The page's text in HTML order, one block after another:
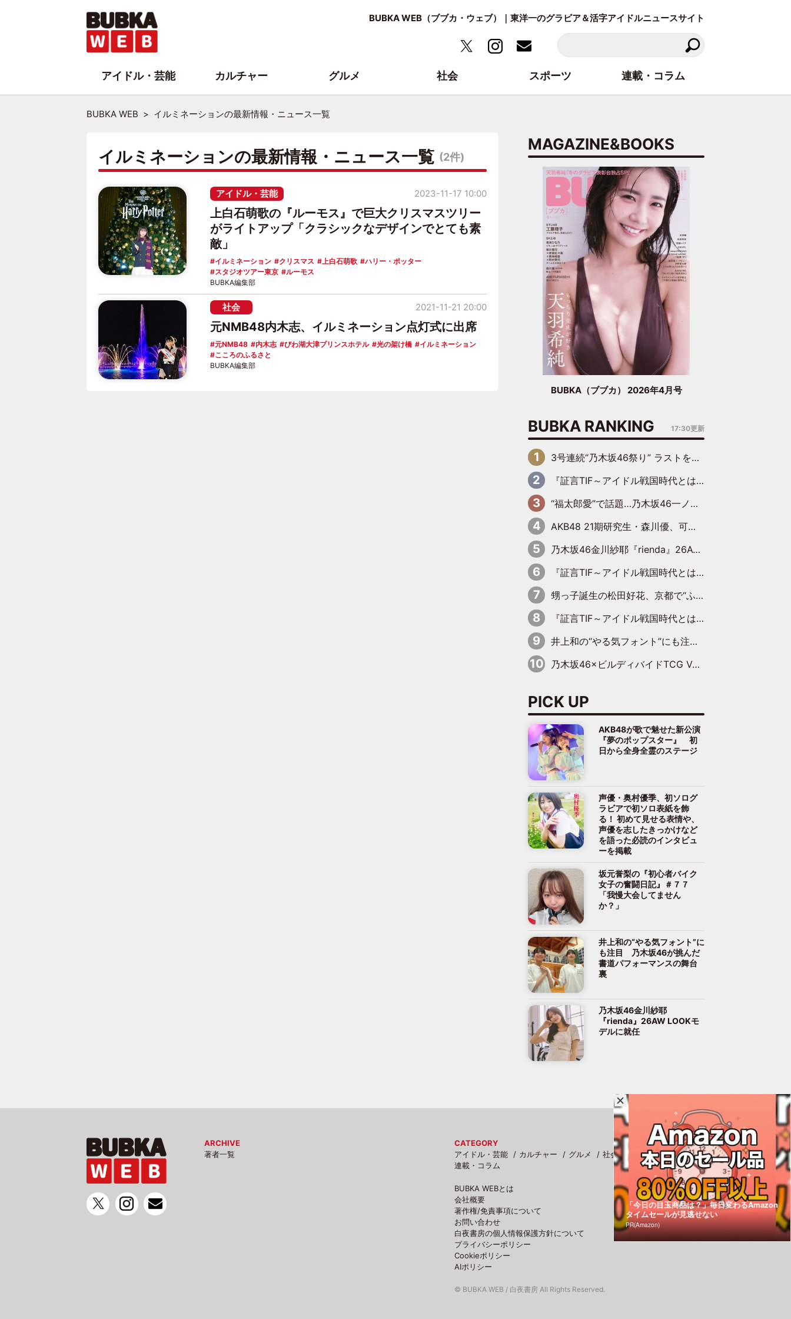
BUBKA WEB（ブブカ・ウェブ）｜東洋一のグラビア＆活字アイドルニュースサイト
BUBKA WEB イルミネーションの最新情報・ニュース一覧
イルミネーションの最新情報・ニュース一覧 (2件)
アイドル・芸能
上白石萌歌の『ルーモス』で巨大クリスマスツリー
がライトアップ「クラシックなデザインでとても素
敵」
イルミネーション クリスマス 上白石萌歌
ハリー・ポッター
スタジオツアー東京
ルーモス
2023-11-17 10:00
BUBKA編集部
社会
元NMB48内木志、イルミネーション点灯式に出席
元NMB48 内木志 びわ湖大津プリンスホテル 光の架け橋
イルミネーション
こころのふるさと
2021-11-21 20:00
BUBKA編集部
MAGAZINE&BOOKS
BUBKA（ブブカ） 2026年4月号
BUBKA RANKING 17:30更新
3号連続“乃木坂46祭り” ラストを飾るのは賀喜遥香…5年ぶりの登場に「5年分大人になった私を見ていただけたら」
『証言TIF～アイドル戦国時代とはなんだったのか～』第6回：でんぱ組.inc・古川未鈴×相沢梨紗「『ハロプロやりたかったな』って言ったら、夢眠ねむさんに『てめえはでんぱ組．incなんだよ！』って肩パンされて(笑)」
“福太郎愛”で話題…乃木坂46一ノ瀬美空、地元福岡『めんべい25周年トップサポーター』に就任
AKB48 21期研究生・森川優、可愛さもある大人の女性に
乃木坂46金川紗耶『rienda』26AW LOOKモデルに就任
『証言TIF～アイドル戦国時代とはなんだったのか～』第11回：私立恵比寿中学・真山りか×安本彩花「TIFで10年ぶりのキョンシーメイクをしたら、場を完全に引かせてしまって。時代が変わったんだなって」
甥っ子誕生の松田好花、京都で“ふたつの家族”をはしご！ “母”黒谷友香に見送られ、“父”松岡昌宏とはハシゴ酒
『証言TIF～アイドル戦国時代とはなんだったのか～』第10回：さくら学院・武藤彩未×飯田らうら「正直、中3で辞めるというのを信じてなくて。そう言われてはいたけど、嘘でしょって」
井上和の“やる気フォント”にも注目 乃木坂46が挑んだ書道パフォーマンスの舞台裏
乃木坂46×ビルディバイドTCG Vol.2公開 賀喜遥香＆田村真佑が『京まふ』ステージに登壇
PICK UP
AKB48が歌で魅せた新公演
『夢のポップスター』 初
日から全身全霊のステージ
声優・奥村優季、初ソログ
ラビアで初ソロ表紙を飾
る！ 初めて見せる表情や、
声優を志したきっかけなど
を語った必読のインタビュ
ーを掲載
坂元誉梨の『初心者バイク
女子の奮闘日記』＃７７
「我慢大会してません
か？」
井上和の“やる気フォント”に
も注目 乃木坂46が挑んだ
書道パフォーマンスの舞台
裏
乃木坂46金川紗耶
『rienda』26AW LOOKモ
デルに就任
ARCHIVE
著者一覧
CATEGORY
アイドル・芸能
カルチャー グルメ 社会
スポーツ
連載・コラム
BUBKA WEBとは
会社概要
著作権/免責事項について
お問い合わせ
白夜書房の個人情報保護方針について
プライバシーポリシー
Cookieポリシー
AIポリシー
© BUBKA WEB / 白夜書房 All Rights Reserved.
アイドル・芸能 カルチャー グルメ 社会 スポーツ 連載・コラム
「今日の目玉商品は？」毎日変わるAmazon
タイムセールが見逃せない
PR(Amazon)